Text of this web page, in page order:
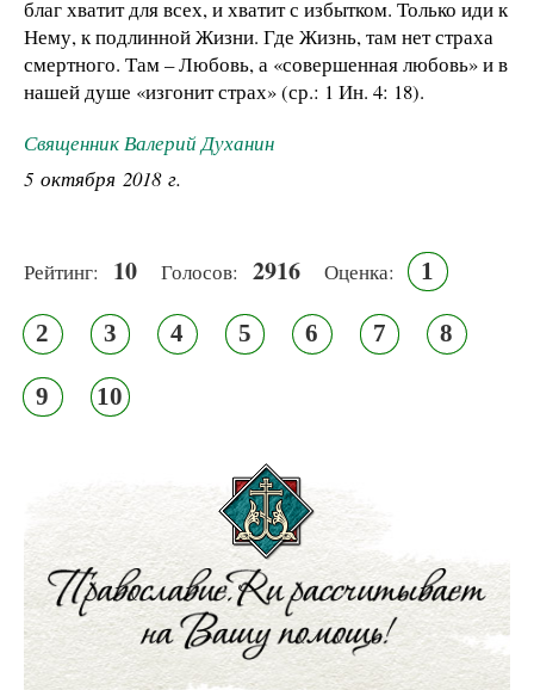
благ хватит для всех, и хватит с избытком. Только иди к
Нему, к подлинной Жизни. Где Жизнь, там нет страха
смертного. Там – Любовь, а «совершенная любовь» и в
нашей душе «изгонит страх» (ср.: 1 Ин. 4: 18).
Священник Валерий Духанин
5 октября 2018 г.
Рейтинг: 10 Голосов: 2916 Оценка: 1
2 3 4 5 6 7 8
9 10